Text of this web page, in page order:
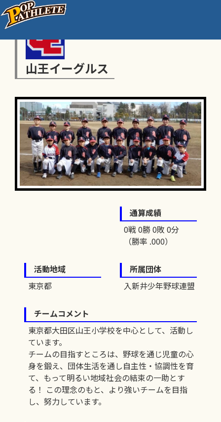
山王イーグルス
通算成績
0戦 0勝 0敗 0分
（勝率 .000）
活動地域
東京都
所属団体
入新井少年野球連盟
チームコメント
東京都大田区山王小学校を中心として、活動し
ています。
チームの目指すところは、野球を通じ児童の心
身を鍛え、団体生活を通し自主性・協調性を育
て、もって明るい地域社会の結束の一助とす
る！ この理念のもと、より強いチームを目指
し、努力しています。